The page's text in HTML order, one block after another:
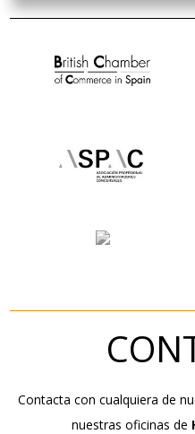
Contacta con cualquiera de
nuestras oficinas de